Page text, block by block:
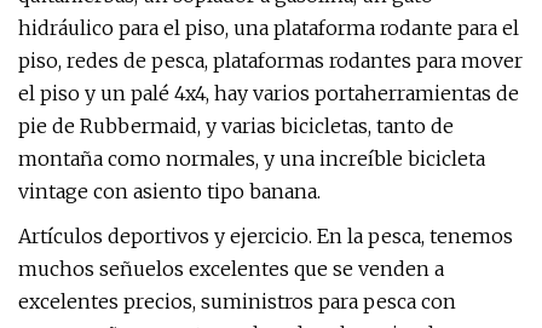
hidráulico para el piso, una plataforma rodante para el
piso, redes de pesca, plataformas rodantes para mover
el piso y un palé 4x4, hay varios portaherramientas de
pie de Rubbermaid, y varias bicicletas, tanto de
montaña como normales, y una increíble bicicleta
vintage con asiento tipo banana.
Artículos deportivos y ejercicio. En la pesca, tenemos
muchos señuelos excelentes que se venden a
excelentes precios, suministros para pesca con